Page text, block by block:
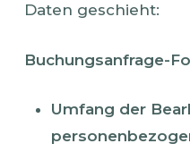
Daten geschieht:
Buchungsanfrage-
Umfang der